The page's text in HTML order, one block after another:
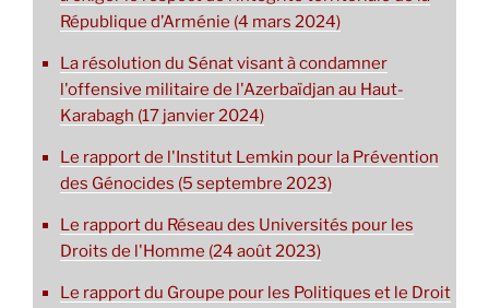
République d’Arménie (4 mars 2024)
La résolution du Sénat visant à condamner
l'offensive militaire de l'Azerbaïdjan au Haut-
Karabagh (17 janvier 2024)
Le rapport de l'Institut Lemkin pour la Prévention
des Génocides (5 septembre 2023)
Le rapport du Réseau des Universités pour les
Droits de l'Homme (24 août 2023)
Le rapport du Groupe pour les Politiques et le Droit